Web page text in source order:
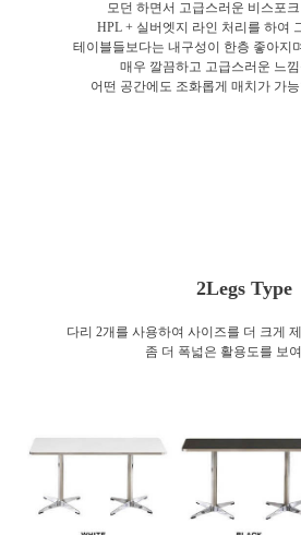
모던 하면서 고급스러운 비스포
HPL + 실버엣지 라인 처리를 하여
테이블들보다는 내구성이 한층 좋아지
매우 깔끔하고 고급스러운 느
어떤 공간에도 조화롭게 매치가 가
2Legs Type
다리 2개를 사용하여 사이즈를 더 크게
좀 더 폭넓은 활용도를 보